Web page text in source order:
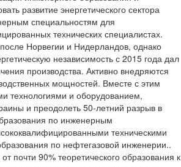
развитие энергетического сектора
специальностям для
технических специалистах.
Норвегии и Нидерландов, однако
независимость с 2015 года дал
производства. Активно внедряются
мощностей. Вместе с этим
технологиями и оборудованием,
и преодолеть 50-летний разрыв в
по инженерным
техническими
по нефтегазовой инженерии..
почти 90% теоретического образования к